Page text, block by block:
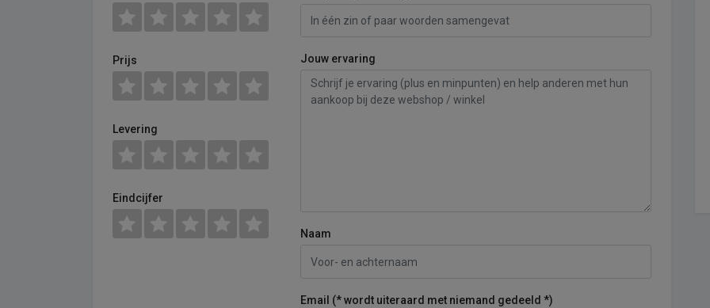
Prijs
Levering
Eindcijfer
Jouw ervaring
Naam
Email (* wordt uiteraard met niemand gedeeld *)